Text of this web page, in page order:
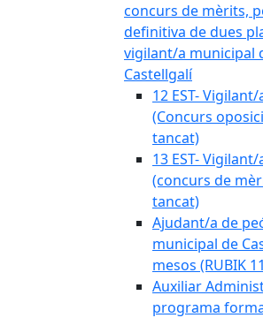
concurs de mèrits,
definitiva de dues
vigilant/a municipal
Castellgalí
12 EST-
(Concurs
tancat)
13 EST-
(concurs de
tancat)
Ajudant/a de
municipal de
mesos (RUBIK
Auxiliar
programa